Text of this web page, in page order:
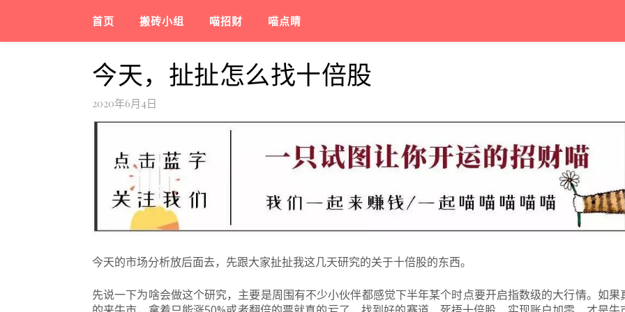
首页 搬砖小组 喵招财 喵点睛
今天，扯扯怎么找十倍股
2020年6月4日
今天的市场分析放后面去，先跟大家扯扯我这几天研究的关于十倍股的东西。
先说一下为啥会做这个研究，主要是周围有不少小伙伴都感觉下半年某个时点要开启指数级的大行情。如果